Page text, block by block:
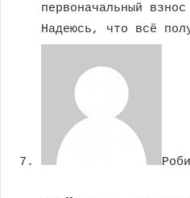
первоначальный
Надеюсь, что всё